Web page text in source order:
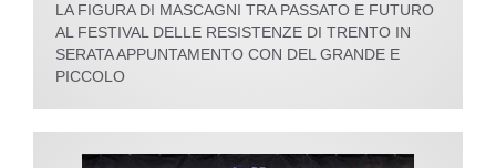
LA FIGURA DI MASCAGNI TRA PASSATO E FUTURO
AL FESTIVAL DELLE RESISTENZE DI TRENTO IN
SERATA APPUNTAMENTO CON DEL GRANDE E
PICCOLO